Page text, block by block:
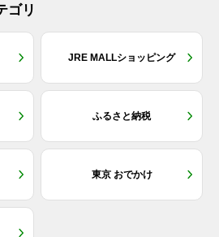
ゴリ
JRE MALLショッピング
ふるさと納税
東京 おでかけ